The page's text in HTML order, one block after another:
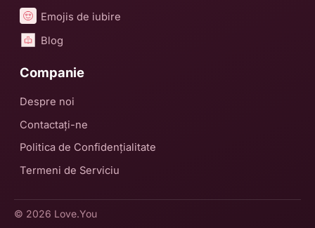
Emojis de iubire
Blog
Companie
Despre noi
Contactați-ne
Politica de Confidențialitate
Termeni de Serviciu
© 2026 Love.You